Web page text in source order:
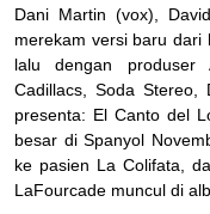
Dani Martin (vox),
merekam versi baru dari
lalu dengan produser
Cadillacs, Soda Stereo,
presenta: El Canto del
besar di Spanyol
ke pasien La Colifata,
LaFourcade muncul di